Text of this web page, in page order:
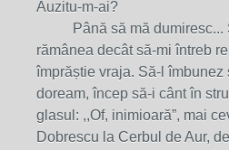
Auzitu-m-ai?
Până să mă dumiresc...
rămânea decât să-mi întreb
împrăștie vraja. Să-l îmbunez
doream, încep să-i cânt în
glasul: ,,Of, inimioară”, mai
Dobrescu la Cerbul de Aur,